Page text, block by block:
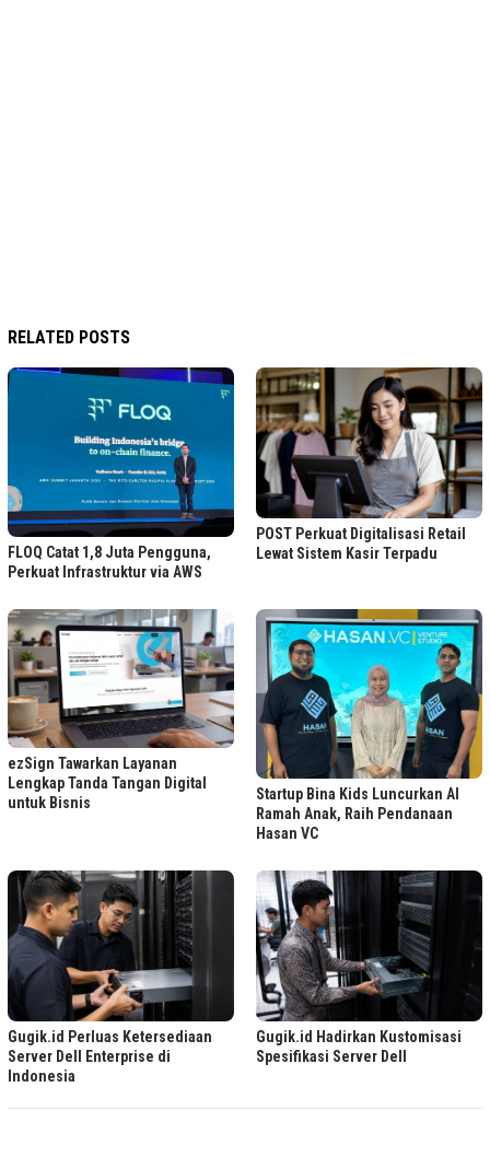
RELATED POSTS
FLOQ Catat 1,8 Juta Pengguna,
Perkuat Infrastruktur via AWS
POST Perkuat Digitalisasi Retail
Lewat Sistem Kasir Terpadu
ezSign Tawarkan Layanan
Lengkap Tanda Tangan Digital
untuk Bisnis
Startup Bina Kids Luncurkan AI
Ramah Anak, Raih Pendanaan
Hasan VC
Gugik.id Perluas Ketersediaan
Server Dell Enterprise di
Indonesia
Gugik.id Hadirkan Kustomisasi
Spesifikasi Server Dell